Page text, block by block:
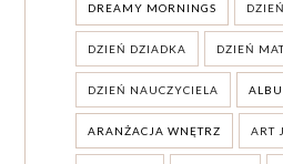
DREAMY MORNINGS
DZIEŃ DZIADKA DZIEŃ
DZIEŃ NAUCZYCIELA
ARANŻACJA WNĘTRZ ART